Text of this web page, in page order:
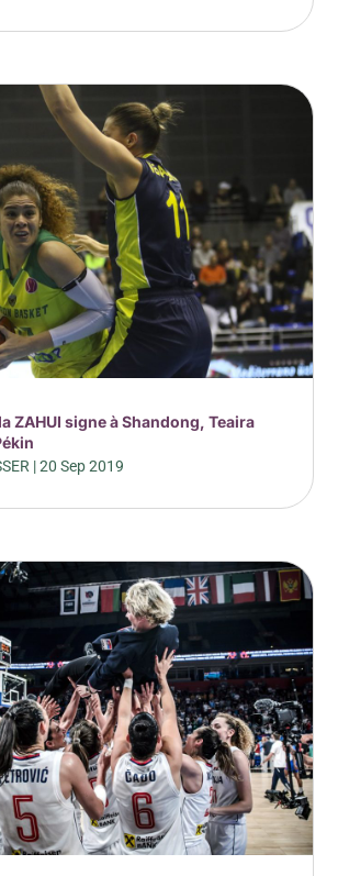
ZAHUI signe à Shandong, Teaira
|20 Sep 2019